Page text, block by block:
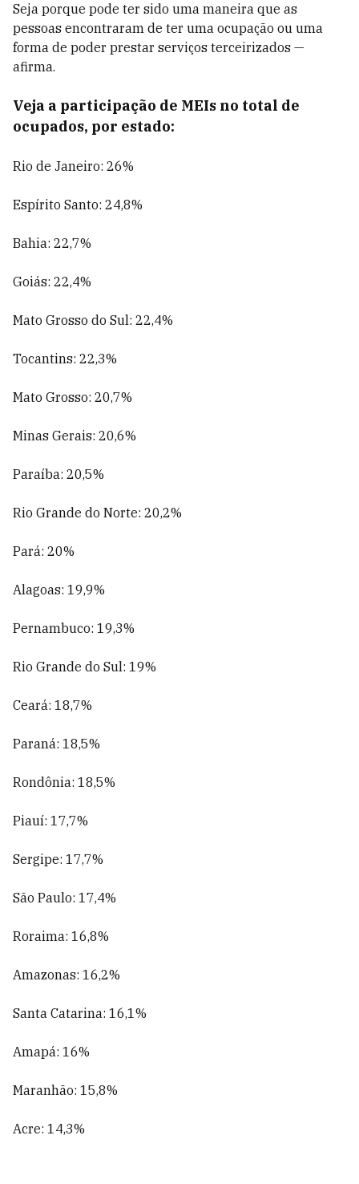
Seja porque pode ter sido uma maneira que as
pessoas encontraram de ter uma ocupação ou uma
forma de poder prestar serviços terceirizados —
afirma.
Veja a participação de MEIs no total de
ocupados, por estado:
Rio de Janeiro: 26%
Espírito Santo: 24,8%
Bahia: 22,7%
Goiás: 22,4%
Mato Grosso do Sul: 22,4%
Tocantins: 22,3%
Mato Grosso: 20,7%
Minas Gerais: 20,6%
Paraíba: 20,5%
Rio Grande do Norte: 20,2%
Pará: 20%
Alagoas: 19,9%
Pernambuco: 19,3%
Rio Grande do Sul: 19%
Ceará: 18,7%
Paraná: 18,5%
Rondônia: 18,5%
Piauí: 17,7%
Sergipe: 17,7%
São Paulo: 17,4%
Roraima: 16,8%
Amazonas: 16,2%
Santa Catarina: 16,1%
Amapá: 16%
Maranhão: 15,8%
Acre: 14,3%